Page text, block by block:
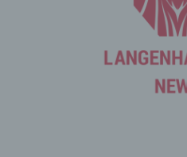
System auf unserer
(5) das Datum und die
Adresse), (7) der Internet-
zugreifenden Systems und
und Informationen, die der